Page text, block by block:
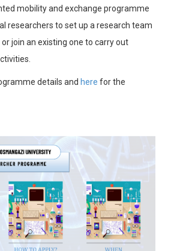
mobility and exchange programme
researchers to set up a research team
join an existing one to carry out
details and here for the